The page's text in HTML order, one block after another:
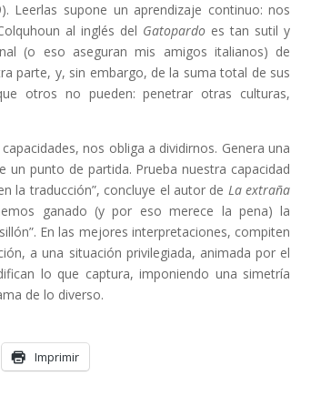
Leerlas supone un aprendizaje continuo: nos
al inglés del Gatopardo es tan sutil y
(o eso aseguran mis amigos italianos) de
parte, y, sin embargo, de la suma total de sus
otros no pueden: penetrar otras culturas,
nos obliga a dividirnos. Genera una
punto de partida. Prueba nuestra capacidad
la traducción”, concluye el autor de La extraña
ganado (y por eso merece la pena) la
En las mejores interpretaciones, compiten
a una situación privilegiada, animada por el
lo que captura, imponiendo una simetría
de lo diverso.
Imprimir